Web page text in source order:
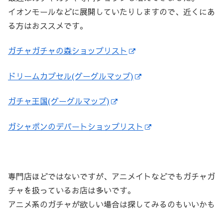
イオンモールなどに展開していたりしますので、近くにあ
る方はおススメです。
ガチャガチャの森ショップリスト
ドリームカプセル(グーグルマップ)
ガチャ王国(グーグルマップ)
ガシャポンのデパートショップリスト
専門店ほどではないですが、アニメイトなどでもガチャガ
チャを扱っているお店は多いです。
アニメ系のガチャが欲しい場合は探してみるのもいいかも